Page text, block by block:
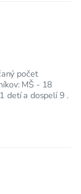
počet
MŠ - 18
detí a dospelí 9 .